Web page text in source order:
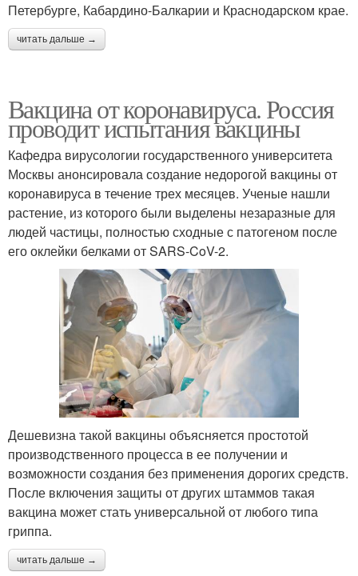
Петербурге, Кабардино-Балкарии и Краснодарском крае.
читать дальше →
Вакцина от коронавируса. Россия
проводит испытания вакцины
Кафедра вирусологии государственного университета
Москвы анонсировала создание недорогой вакцины от
коронавируса в течение трех месяцев. Ученые нашли
растение, из которого были выделены незаразные для
людей частицы, полностью сходные с патогеном после
его оклейки белками от SARS-CoV-2.
Дешевизна такой вакцины объясняется простотой
производственного процесса в ее получении и
возможности создания без применения дорогих средств.
После включения защиты от других штаммов такая
вакцина может стать универсальной от любого типа
гриппа.
читать дальше →